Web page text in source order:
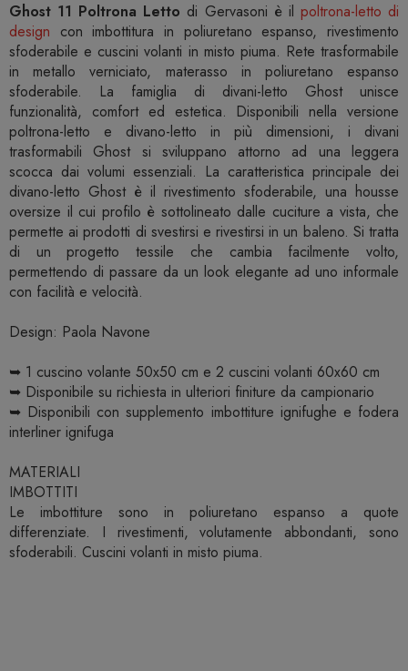
Ghost 11 Poltrona Letto di Gervasoni è il poltrona-letto di
design con imbottitura in poliuretano espanso, rivestimento
sfoderabile e cuscini volanti in misto piuma. Rete trasformabile
in metallo verniciato, materasso in poliuretano espanso
sfoderabile. La famiglia di divani-letto Ghost unisce
funzionalità, comfort ed estetica. Disponibili nella versione
poltrona-letto e divano-letto in più dimensioni, i divani
trasformabili Ghost si sviluppano attorno ad una leggera
scocca dai volumi essenziali. La caratteristica principale dei
divano-letto Ghost è il rivestimento sfoderabile, una housse
oversize il cui profilo è sottolineato dalle cuciture a vista, che
permette ai prodotti di svestirsi e rivestirsi in un baleno. Si tratta
di un progetto tessile che cambia facilmente volto,
permettendo di passare da un look elegante ad uno informale
con facilità e velocità.
Design: Paola Navone
➥ 1 cuscino volante 50x50 cm e 2 cuscini volanti 60x60 cm
➥ Disponibile su richiesta in ulteriori finiture da campionario
➥ Disponibili con supplemento imbottiture ignifughe e fodera
interliner ignifuga
MATERIALI
IMBOTTITI
Le imbottiture sono in poliuretano espanso a quote
differenziate. I rivestimenti, volutamente abbondanti, sono
sfoderabili. Cuscini volanti in misto piuma.